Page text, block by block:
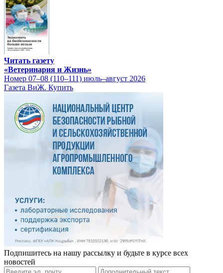
Читать газету
«Ветеринария и Жизнь»
Номер 07–08 (110–111) июль–август 2026
Газета ВиЖ. Купить
Подпишитесь на нашу рассылку и будьте в курсе всех
новостей